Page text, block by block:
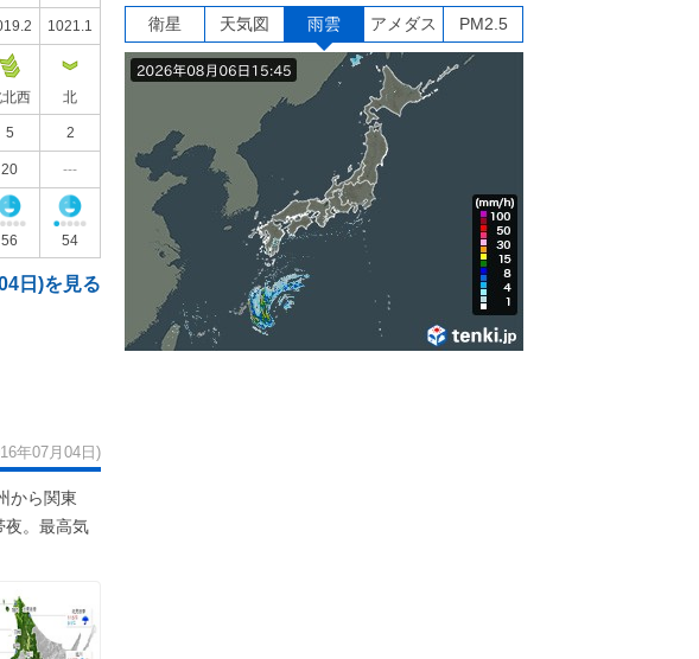
1021.1
西 北
5 2
20 ---
56 54
日)を見る
年07月04日)
から関東
夜。最高気
衛星 天気図 雨雲 アメダス PM2.5